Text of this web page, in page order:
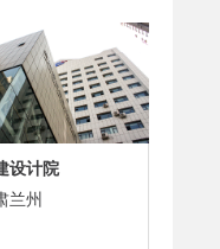
设计院
兰州